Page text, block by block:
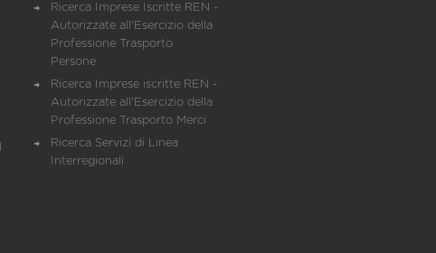
Ricerca Imprese Iscritte REN -
Autorizzate all'Esercizio della
Professione Trasporto
Persone
Ricerca Imprese iscritte REN -
Autorizzate all'Esercizio della
Professione Trasporto Merci
Ricerca Servizi di Linea
Interregionali